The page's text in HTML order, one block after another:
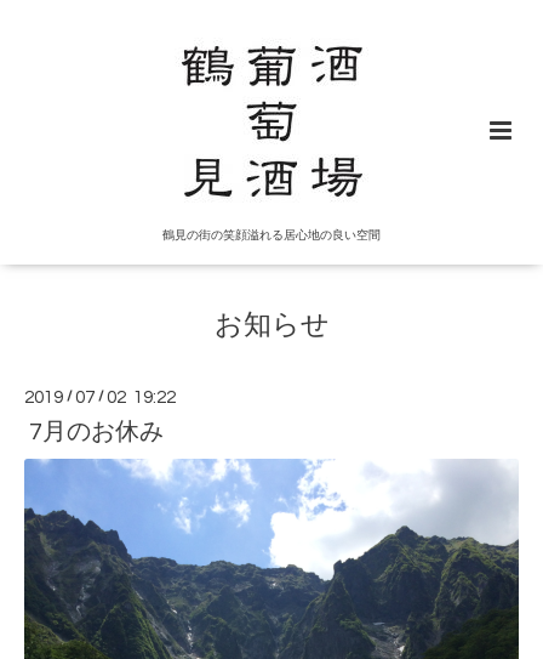
鶴見の街の笑顔溢れる居心地の良い空間
お知らせ
2019 /07 /02 19:22
7月のお休み